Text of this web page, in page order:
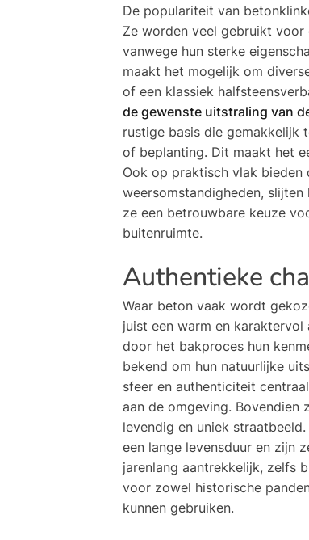
De populariteit van
Ze worden veel gebruikt
vanwege hun sterke
maakt het mogelijk om
of een klassiek
de gewenste uitstraling van
rustige basis die gemakkelijk
of beplanting. Dit maakt het
Ook op praktisch vlak bieden
weersomstandigheden,
ze een betrouwbare keuze
buitenruimte.
Authentieke
Waar beton vaak wordt
juist een warm en
door het bakproces hun
bekend om hun natuurlijke
sfeer en authenticiteit
aan de omgeving.
levendig en uniek
een lange levensduur en zijn
jarenlang aantrekkelijk, zelfs
voor zowel historische
kunnen gebruiken.